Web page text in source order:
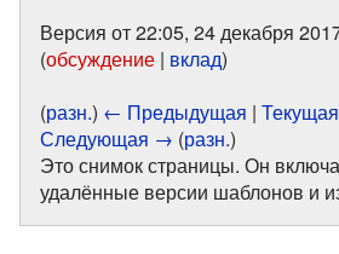
Версия от 22:05, 24 декабря
(обсуждение | вклад)
(разн.) ← Предыдущая |
Следующая → (разн.)
Это снимок страницы. Он
удалённые версии шаблонов и